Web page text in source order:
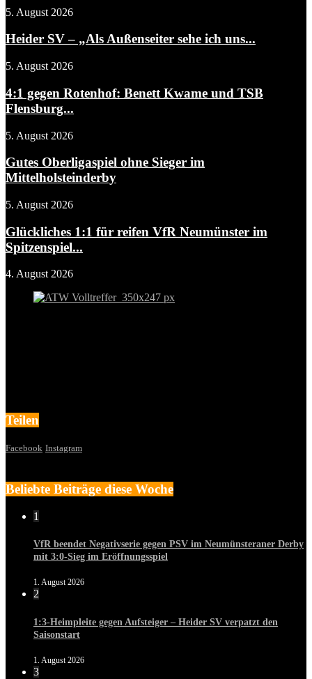
5. August 2026
Heider SV – „Als Außenseiter sehe ich uns...
5. August 2026
4:1 gegen Rotenhof: Benett Kwame und TSB
Flensburg...
5. August 2026
Gutes Oberligaspiel ohne Sieger im
Mittelholsteinderby
5. August 2026
Glückliches 1:1 für reifen VfR Neumünster im
Spitzenspiel...
4. August 2026
Teilen
Facebook Instagram
Beliebte Beiträge diese Woche
1
VfR beendet Negativserie gegen PSV im Neumünsteraner Derby
mit 3:0-Sieg im Eröffnungsspiel
1. August 2026
2
1:3-Heimpleite gegen Aufsteiger – Heider SV verpatzt den
Saisonstart
1. August 2026
3